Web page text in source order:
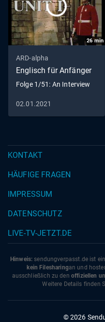
26min
ARD-alpha
Englisch für Anfänger
Folge 1/51: An Interview
02.01.2021
KONTAKT
HÄUFIGE FRAGEN
IMPRESSUM
DATENSCHUTZ
LIVE-TV-JETZT.DE
Hinweis: sendungverpasst.de ist
kein Filesharingan und
ausschließlich zu den offiziellen
Weitere Details finden
© 2026